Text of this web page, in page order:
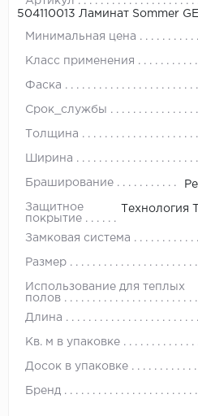
504110013 Ламинат Sommer
Минимальная цена
Класс применения
Фаска
Срок_службы
Толщина
Ширина
Браширование
Защитное
покрытие
Технология
Замковая система
Размер
Использование для теплых
полов
Длина
Кв. м в упаковке
Досок в упаковке
Бренд